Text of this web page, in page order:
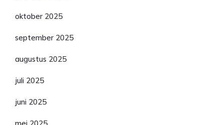
oktober 2025
september 2025
augustus 2025
juli 2025
juni 2025